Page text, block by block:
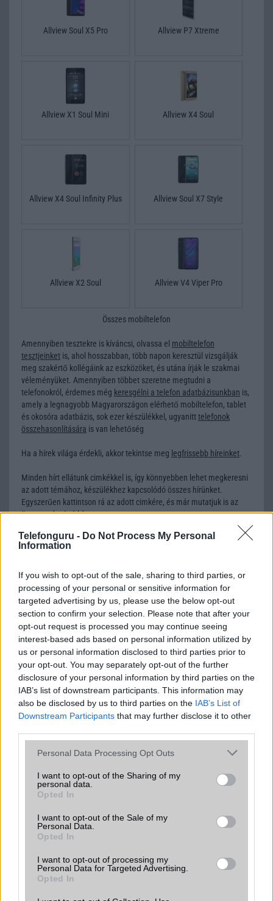
Telefonguru - Do Not Process My Personal
Information
If you wish to opt-out of the sale, sharing to third parties, or
processing of your personal or sensitive information for
targeted advertising by us, please use the below opt-out
section to confirm your selection. Please note that after your
opt-out request is processed you may continue seeing
interest-based ads based on personal information utilized by
us or personal information disclosed to third parties prior to
your opt-out. You may separately opt-out of the further
disclosure of your personal information by third parties on the
IAB’s list of downstream participants. This information may
also be disclosed by us to third parties on the IAB’s List of
Downstream Participants that may further disclose it to other
Please note that this website/app uses one or more Google
not limited to your visit or usage behaviour. You may click to
grant or deny consent to Google and its third-party tags to
use your data for below specified purposes in below Google
consent section.
Personal Data Processing Opt Outs
I want to opt-out of the Sharing of my
personal data.
Opted In
I want to opt-out of the Sale of my
Personal Data.
Opted In
I want to opt-out of processing my
Personal Data for Targeted Advertising.
Opted In
Allview Soul X5 Pro Allview P7 Xtreme
Allview X1 Soul Mini Allview X4 Soul
Allview X4 Soul Infinity Plus Allview Soul X7 Style
Allview X2 Soul Allview V4 Viper Pro
Összes mobiltelefon
Amennyiben tesztekre is kíváncsi, olvassa el mobiltelefon
tesztjeinket is, ahol hosszabban, több napon keresztül vizsgálják
meg szakértő kollégáink az eszközöket, és utána írják le szakmai
véleményüket. Amennyiben többet szeretne megtudni a
telefonokról, érdemes még keresgélni a telefon adatbázisunkban is,
amely a legnagyobb Magyarországon elérhető mobiltelefon, tablet
és okosóra adatbázis, sok ezer készülékkel, ugyanitttelefonok
összehasonlítására is van lehetőség
Ha a hírek világa érdekli, akkor tekintse meg legfrissebb híreinket
Minden hírt ellátunk cimkékkel is, így könnyebben lehet megkeresni
az adott témához, készülékhez kapcsolódó összes hírünket.
Egyszerűen kattintson rá az adott cimkére, és már mutatjuk is az
összes odavágó hírt.
Apple
Honor
Huawei
Realme
Összes márka
Mennyibe kerül